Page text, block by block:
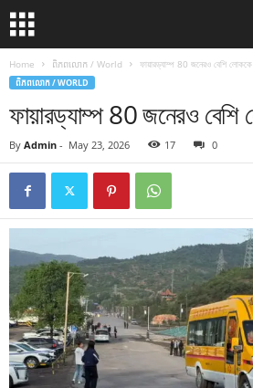
Home ពិភពលោក / World ফায়ারড্যাম্প 80 জনেরও বেশি
ពិភពលោក / WORLD
ফায়ারড্যাম্প 80 জনেরও
By Admin - May 23, 2026 17 0